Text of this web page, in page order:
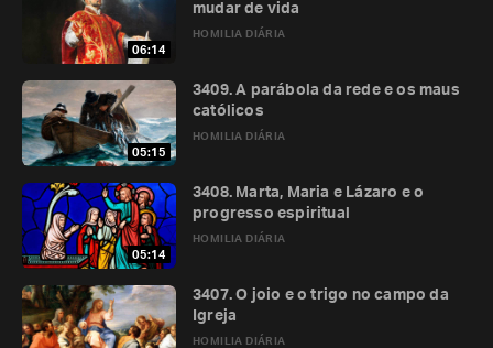
06:14
HOMILIA DIÁRIA
mudar de vida
05:15
HOMILIA DIÁRIA
3409. A parábola da rede e os maus
católicos
05:14
HOMILIA DIÁRIA
3408. Marta, Maria e Lázaro e o
progresso espiritual
HOMILIA DIÁRIA
3407. O joio e o trigo no campo da
Igreja